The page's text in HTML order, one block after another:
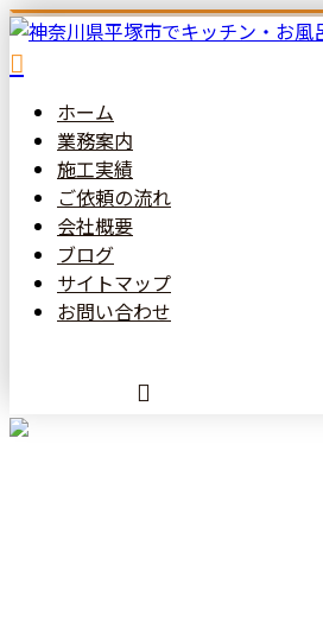
ホーム
業務案内
施工実績
ご依頼の流れ
会社概要
ブログ
サイトマップ
お問い合わせ